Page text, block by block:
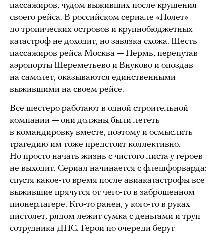
пассажиров, чудом выживших после крушения
своего рейса. В российском сериале «Полет»
до тропических островов и крупнобюджетных
катастроф не доходит, но завязка схожа. Шесть
пассажиров рейса Москва — Пермь, перепутав
аэропорты Шереметьево и Внуково и опоздав
на самолет, оказываются единственными
выжившими на своем рейсе.
Все шестеро работают в одной строительной
компании — они должны были лететь
в командировку вместе, поэтому и осмыслить
трагедию им тоже предстоит коллективно.
Но просто начать жизнь с чистого листа у героев
не выходит. Сериал начинается с флешфорварда:
спустя какое-то время после авиакатастрофы все
выжившие прячутся от чего-то в заброшенном
пионерлагере. Кто-то ранен, у кого-то в руках
пистолет, рядом лежит сумка с деньгами и труп
сотрудника ДПС. Герои по очереди берут